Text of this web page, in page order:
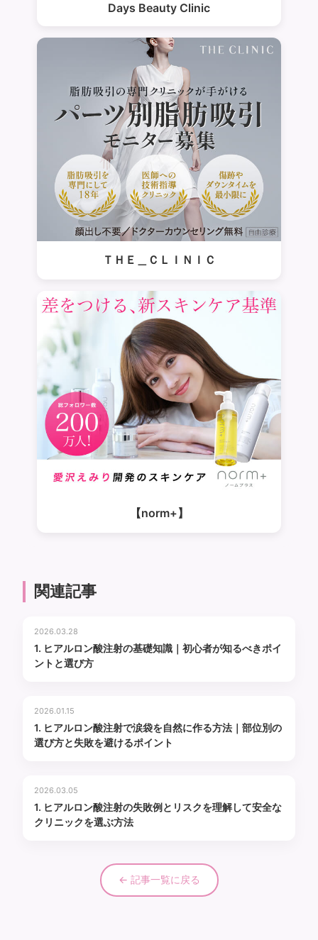
Days Beauty Clinic
ＴＨＥ＿ＣＬＩＮＩＣ
【norm+】
関連記事
2026.03.28
1. ヒアルロン酸注射の基礎知識｜初心者が知るべきポイ
ントと選び方
2026.01.15
1. ヒアルロン酸注射で涙袋を自然に作る方法｜部位別の
選び方と失敗を避けるポイント
2026.03.05
1. ヒアルロン酸注射の失敗例とリスクを理解して安全な
クリニックを選ぶ方法
← 記事一覧に戻る